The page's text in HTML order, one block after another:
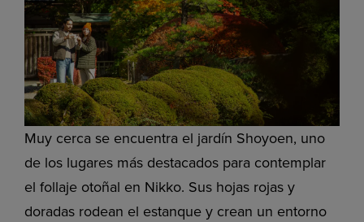
Muy cerca se encuentra el jardín Shoyoen, uno
de los lugares más destacados para contemplar
el follaje otoñal en Nikko. Sus hojas rojas y
doradas rodean el estanque y crean un entorno